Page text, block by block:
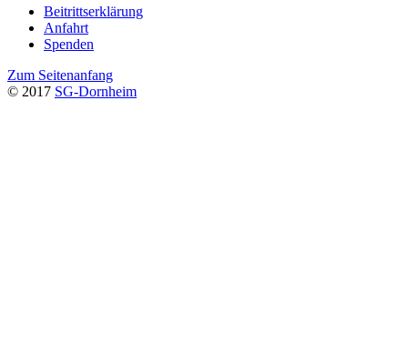
Beitrittserklärung
Anfahrt
Spenden
Zum Seitenanfang
© 2017 SG-Dornheim